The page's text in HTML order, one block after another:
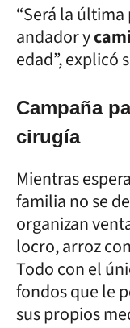
“Será la
andador y
edad”, explicó
Campaña
cirugía
Mientras
familia no se
organizan
locro, arroz
Todo con el
fondos que le
sus propios